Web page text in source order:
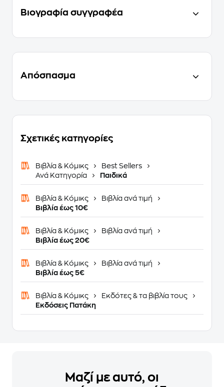
Βιογραφία συγγραφέα
Απόσπασμα
Σχετικές κατηγορίες
Βιβλία & Κόμικς
Best Sellers
Ανά Κατηγορία
Παιδικά
Βιβλία & Κόμικς
Βιβλία ανά τιμή
Βιβλία έως 10€
Βιβλία & Κόμικς
Βιβλία ανά τιμή
Βιβλία έως 20€
Βιβλία & Κόμικς
Βιβλία ανά τιμή
Βιβλία έως 5€
Βιβλία & Κόμικς
Εκδότες & τα βιβλία τους
Εκδόσεις Πατάκη
Μαζί με αυτό, οι